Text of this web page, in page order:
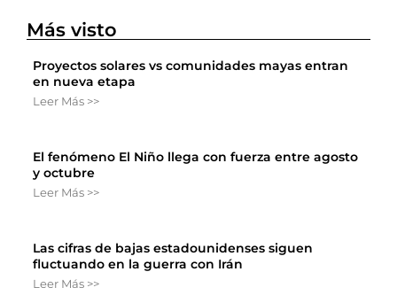
Más visto
Proyectos solares vs comunidades mayas entran
en nueva etapa
Leer Más >>
El fenómeno El Niño llega con fuerza entre agosto
y octubre
Leer Más >>
Las cifras de bajas estadounidenses siguen
fluctuando en la guerra con Irán
Leer Más >>